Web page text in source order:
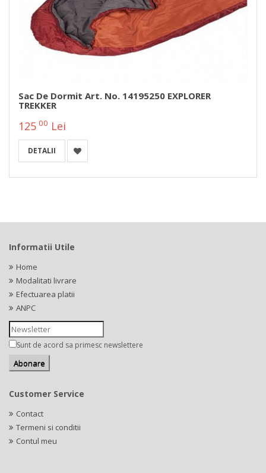
Sac De Dormit Art. No. 14195250 EXPLORER
TREKKER
125 00 Lei
DETALII
Informatii Utile
Home
Modalitati livrare
Efectuarea platii
ANPC
Sunt de acord sa primesc newslettere
Customer Service
Contact
Termeni si conditii
Contul meu